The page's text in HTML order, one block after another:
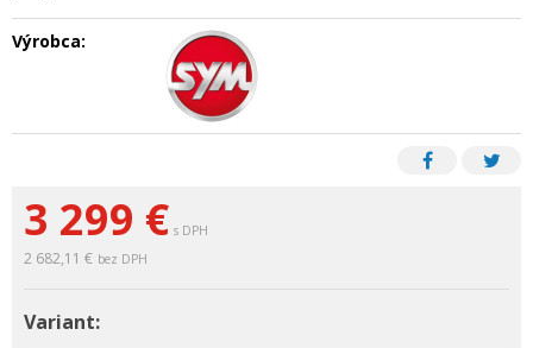
3 299 € s DPH
2 682,11 € bez DPH
Variant:
Výrobca: